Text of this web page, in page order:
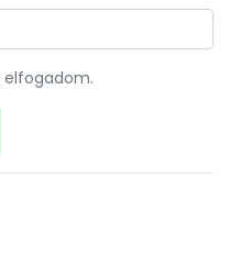
elfogadom.